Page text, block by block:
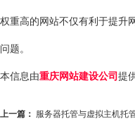
权重高的网站不仅有利于提升
问题。
本信息由重庆网站建设公司 提
上一篇： 服务器托管与虚拟主机托